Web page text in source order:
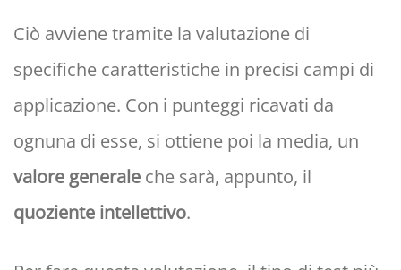
Ciò avviene tramite la valutazione di
specifiche caratteristiche in precisi campi di
applicazione. Con i punteggi ricavati da
ognuna di esse, si ottiene poi la media, un
valore generale che sarà, appunto, il
quoziente intellettivo.